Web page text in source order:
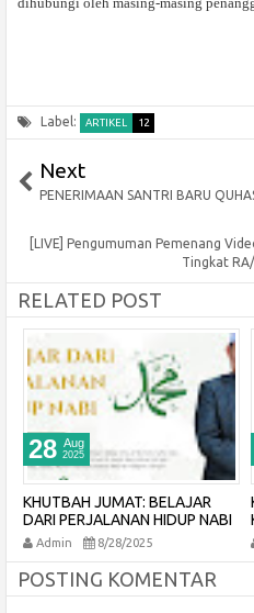
Label: ARTIKEL 12
Next
PENERIMAAN SANTRI BARU
[LIVE] Pengumuman Pemenang
Tingkat
RELATED POST
06 Aug
2025
Khutbah Jumat : Kuatkan
Keamanan dan Keimanan
Admin 8/6/2025
POSTING KOMENTAR